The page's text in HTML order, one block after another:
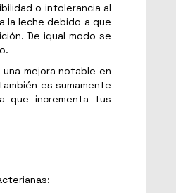
o intolerancia al
la leche debido a que
De igual modo se
mejora notable en
es sumamente
que incrementa tus